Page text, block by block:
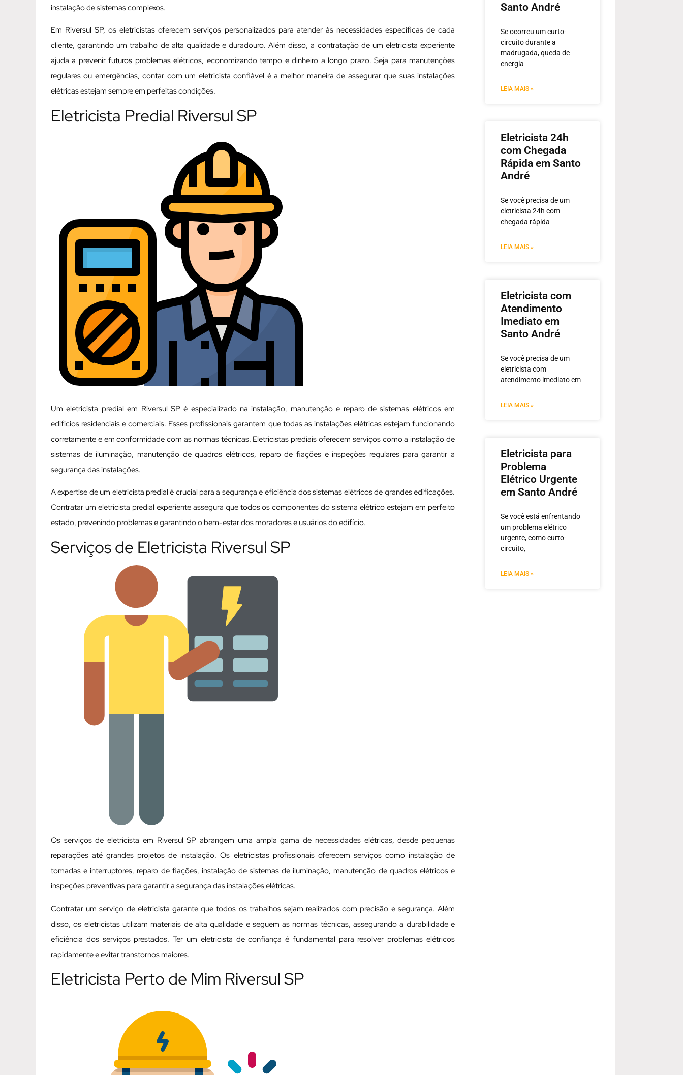
instalação de sistemas complexos.
Em Riversul SP, os eletricistas oferecem serviços personalizados para atender às necessidades específicas de cada
cliente, garantindo um trabalho de alta qualidade e duradouro. Além disso, a contratação de um eletricista experiente
ajuda a prevenir futuros problemas elétricos, economizando tempo e dinheiro a longo prazo. Seja para manutenções
regulares ou emergências, contar com um eletricista confiável é a melhor maneira de assegurar que suas instalações
elétricas estejam sempre em perfeitas condições.
Eletricista Predial Riversul SP
Um eletricista predial em Riversul SP é especializado na instalação, manutenção e reparo de sistemas elétricos em
edifícios residenciais e comerciais. Esses profissionais garantem que todas as instalações elétricas estejam funcionando
corretamente e em conformidade com as normas técnicas. Eletricistas prediais oferecem serviços como a instalação de
sistemas de iluminação, manutenção de quadros elétricos, reparo de fiações e inspeções regulares para garantir a
segurança das instalações.
A expertise de um eletricista predial é crucial para a segurança e eficiência dos sistemas elétricos de grandes edificações.
Contratar um eletricista predial experiente assegura que todos os componentes do sistema elétrico estejam em perfeito
estado, prevenindo problemas e garantindo o bem-estar dos moradores e usuários do edifício.
Serviços de Eletricista Riversul SP
Os serviços de eletricista em Riversul SP abrangem uma ampla gama de necessidades elétricas, desde pequenas
reparações até grandes projetos de instalação. Os eletricistas profissionais oferecem serviços como instalação de
tomadas e interruptores, reparo de fiações, instalação de sistemas de iluminação, manutenção de quadros elétricos e
inspeções preventivas para garantir a segurança das instalações elétricas.
Contratar um serviço de eletricista garante que todos os trabalhos sejam realizados com precisão e segurança. Além
disso, os eletricistas utilizam materiais de alta qualidade e seguem as normas técnicas, assegurando a durabilidade e
eficiência dos serviços prestados. Ter um eletricista de confiança é fundamental para resolver problemas elétricos
rapidamente e evitar transtornos maiores.
Eletricista Perto de Mim Riversul SP
Santo André
Se ocorreu um curto-
circuito durante a
madrugada, queda de
energia
LEIA MAIS »
Eletricista 24h
com Chegada
Rápida em Santo
André
Se você precisa de um
eletricista 24h com
chegada rápida
LEIA MAIS »
Eletricista com
Atendimento
Imediato em
Santo André
Se você precisa de um
eletricista com
atendimento imediato em
LEIA MAIS »
Eletricista para
Problema
Elétrico Urgente
em Santo André
Se você está enfrentando
um problema elétrico
urgente, como curto-
circuito,
LEIA MAIS »